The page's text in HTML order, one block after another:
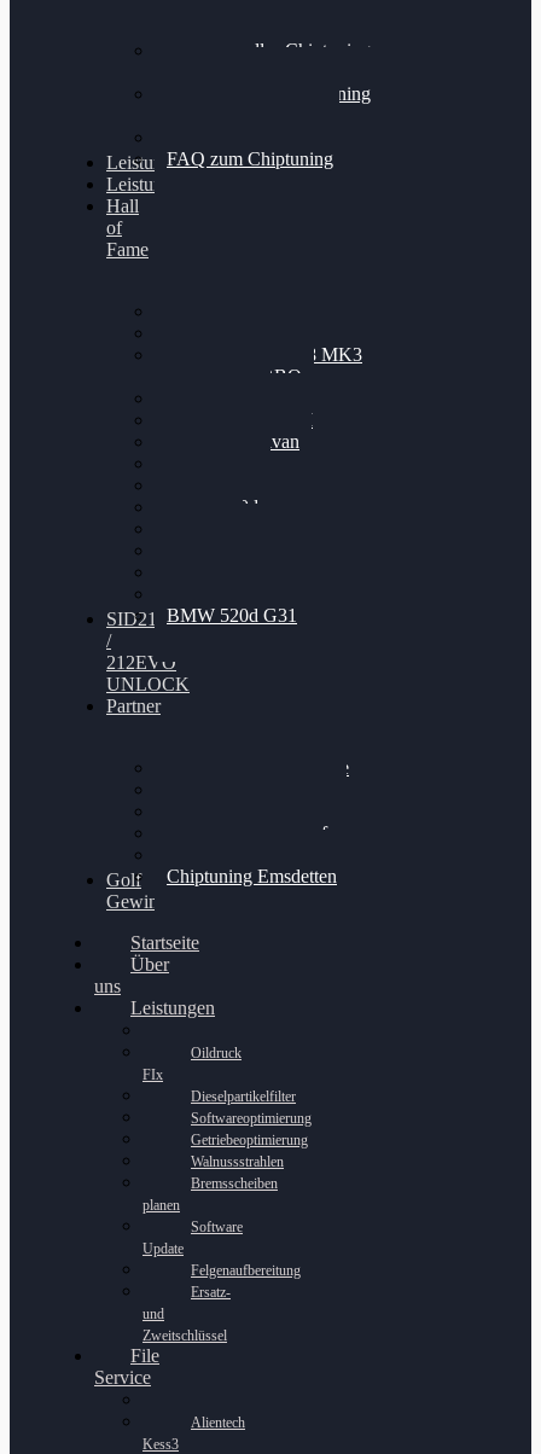
Professionelles Chiptuning
Professionelles Chiptuning
FAQ zum Chiptuning
Leistungsmessung
Leistungsprüfstand
Hall
of
Fame
Nissan GT-R35 3.8 MK3
V6 TWINTURBO
VW Passat 2.0TDI
VW T6 Multivan
BMW 120d
BMW 520d G31
SID212
/
212EVO
UNLOCK
Partner
Bilgenroth Performance
Chiptuning Schüttorf
Chiptuning Emsdetten
Golf
Gewinnspiel
Startseite
Über
uns
Leistungen
Oildruck
FIx
Dieselpartikelfilter
Softwareoptimierung
Getriebeoptimierung
Walnussstrahlen
Bremsscheiben
planen
Software
Update
Felgenaufbereitung
Ersatz-
und
Zweitschlüssel
File
Service
Alientech
Kess3